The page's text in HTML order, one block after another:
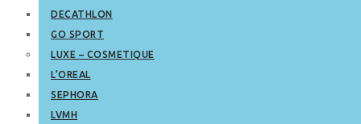
DECATHLON
GO SPORT
LUXE – COSMETIQUE
L’OREAL
SEPHORA
LVMH